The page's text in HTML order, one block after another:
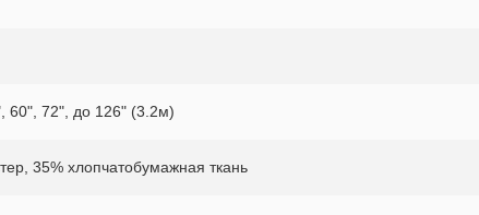
60", 72", до 126" (3.2м)
35% хлопчатобумажная ткань